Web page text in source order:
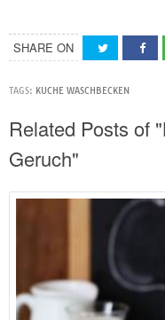
SHARE ON
TAGS: KUCHE WASCHBECKEN
Related Posts of
Geruch"